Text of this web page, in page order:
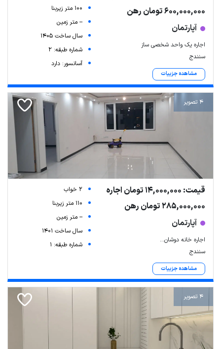
600,000,000 تومان رهن
آپارتمان
اجاره یک واحد شخصی ساز
سنندج
مشاهده جزییات
100 متر زیربنا
-- متر زمین
سال ساخت 1405
شماره طبقه: 2
آسانسور: دارد
4 تصویر
قیمت: 14,000,000 تومان اجاره
285,000,000 تومان رهن
آپارتمان
اجاره خانه دوشان...
سنندج
مشاهده جزییات
2 خواب
110 متر زیربنا
-- متر زمین
سال ساخت 1401
شماره طبقه: 1
4 تصویر